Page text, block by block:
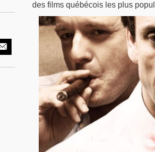
des films québécois les plus